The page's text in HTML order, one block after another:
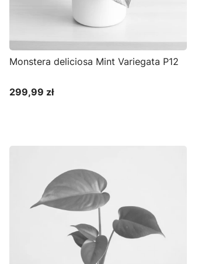
Monstera deliciosa Mint Variegata P12
Cena
299,99 zł